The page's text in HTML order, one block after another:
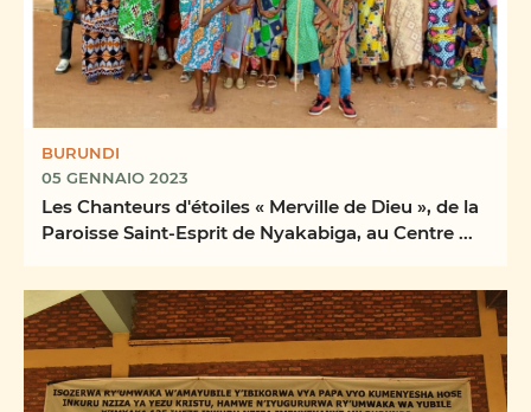
BURUNDI
05 GENNAIO 2023
Les Chanteurs d'étoiles « Merville de Dieu », de la
Paroisse Saint-Esprit de Nyakabiga, au Centre ...